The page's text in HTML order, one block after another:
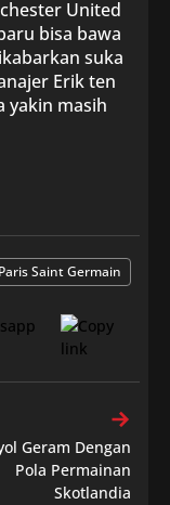
United
bisa bawa
suka
Erik ten
yakin masih
Paris Saint Germain
Geram Dengan
Pola Permainan
Skotlandia